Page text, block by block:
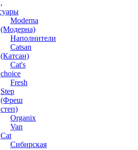
Moderna
(Модерна)
Наполнители
Catsan
(Катсан)
Cat's
choice
Fresh
Step
(Фреш
степ)
Organix
Van
Cat
Сибирская